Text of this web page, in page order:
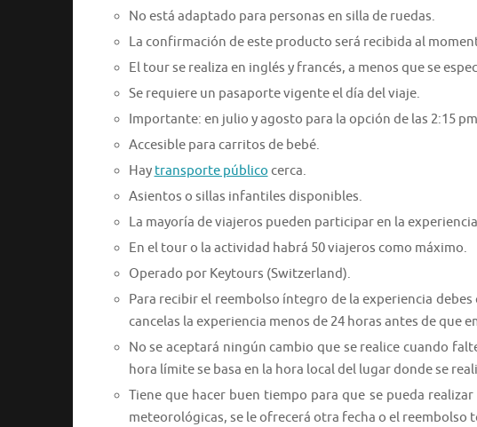
No está adaptado para personas en silla de ruedas.
La confirmación de este producto será recibida al
El tour se realiza en inglés y francés, a menos que se
Se requiere un pasaporte vigente el día del viaje.
Importante: en julio y agosto para la opción de las 2:15
Accesible para carritos de bebé.
Hay transporte público cerca.
Asientos o sillas infantiles disponibles.
La mayoría de viajeros pueden participar en la
En el tour o la actividad habrá 50 viajeros como máximo.
Operado por Keytours (Switzerland).
Para recibir el reembolso íntegro de la experiencia
cancelas la experiencia menos de 24 horas antes de que
No se aceptará ningún cambio que se realice cuando
hora límite se basa en la hora local del lugar donde se
Tiene que hacer buen tiempo para que se pueda
meteorológicas, se le ofrecerá otra fecha o el reembolso